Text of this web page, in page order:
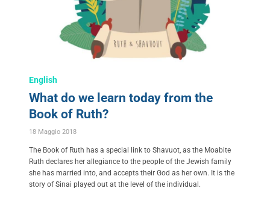
English
What do we learn today from the
Book of Ruth?
18 Maggio 2018
The Book of Ruth has a special link to Shavuot, as the Moabite
Ruth declares her allegiance to the people of the Jewish family
she has married into, and accepts their God as her own. It is the
story of Sinai played out at the level of the individual.